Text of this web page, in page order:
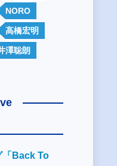
NORO
高橋宏明
澤聡朗
「Back To